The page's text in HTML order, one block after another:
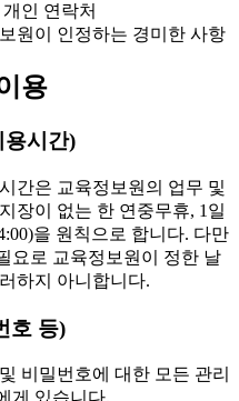
인 연락처
원이 인정하는 경미한 사항
용
용시간)
간은 교육정보원의 업무 및
장이 없는 한 연중무휴, 1일
을 원칙으로 합니다. 다만
요로 교육정보원이 정한 날
하지 아니합니다.
호 등)
비밀번호에 대한 모든 관리